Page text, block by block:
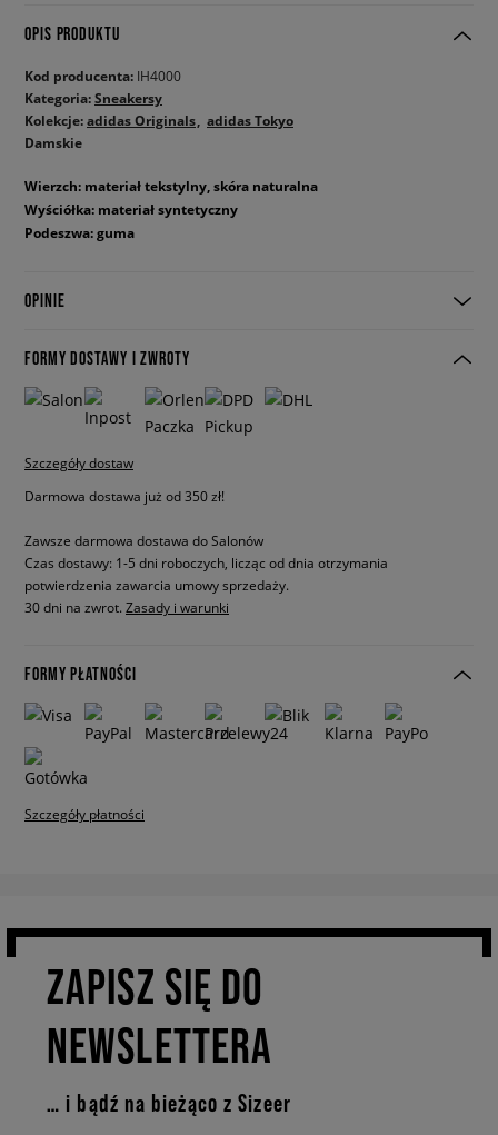
OPIS PRODUKTU
Kod producenta: IH4000
Kategoria:Sneakersy
Kolekcje:adidas Originals adidas Tokyo
Damskie
Wierzch: materiał tekstylny, skóra naturalna
Wyściółka: materiał syntetyczny
Podeszwa: guma
OPINIE
FORMY DOSTAWY I ZWROTY
Szczegóły dostaw
Darmowa dostawa już od 350 zł!
Zawsze darmowa dostawa do Salonów
Czas dostawy: 1-5 dni roboczych, licząc od dnia otrzymania
potwierdzenia zawarcia umowy sprzedaży.
30 dni na zwrot. Zasady i warunki
FORMY PŁATNOŚCI
Szczegóły płatności
ZAPISZ SIĘ DO
NEWSLETTERA
… i bądź na bieżąco z Sizeer